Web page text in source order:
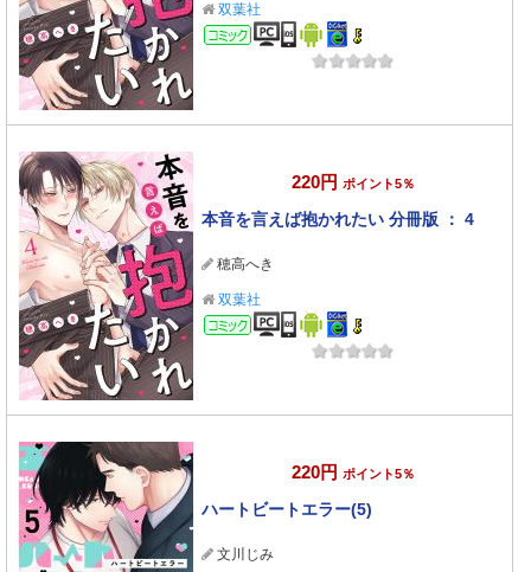
双葉社
コミック
220円 ポイント5％
本音を言えば抱かれたい 分冊版 ： 4
穂高へき
双葉社
コミック
220円 ポイント5％
ハートビートエラー(5)
文川じみ